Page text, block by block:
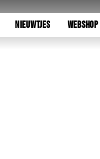
NIEUWTJES WEBSHOP